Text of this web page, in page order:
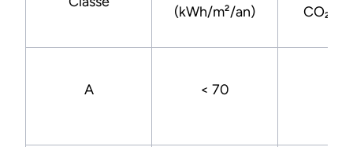
(kWh/m²/an)
CO₂/
A < 70